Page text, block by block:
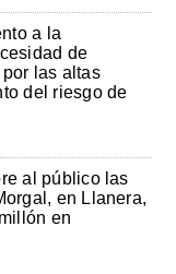
a la
de
las altas
del riesgo de
al público las
en Llanera,
en